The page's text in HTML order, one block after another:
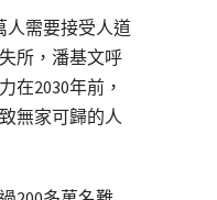
人需要接受人道
所，潘基文呼
在2030年前，
無家可歸的人